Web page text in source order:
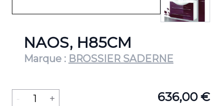
NAOS, H85CM
Marque : BROSSIER SADERNE
636,00 €
Quantité
- 1 +